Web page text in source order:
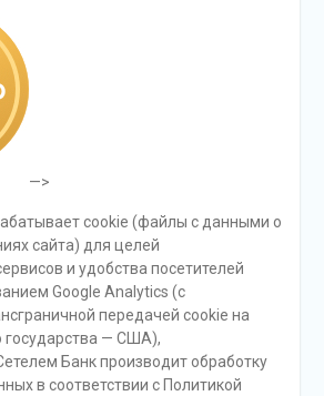
—>
cookie (файлы с данными о
сайта) для целей
и удобства посетителей
Google Analytics (с
передачей cookie на
государства — США),
Банк производит обработку
в соответствии с Политикой